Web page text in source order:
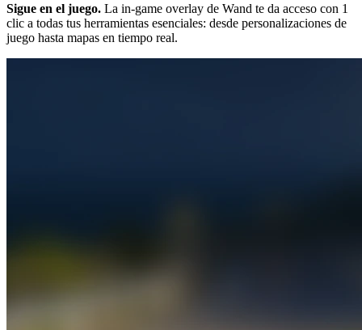
Sigue en el juego. La in-game overlay de Wand te da acceso con 1
clic a todas tus herramientas esenciales: desde personalizaciones de
juego hasta mapas en tiempo real.